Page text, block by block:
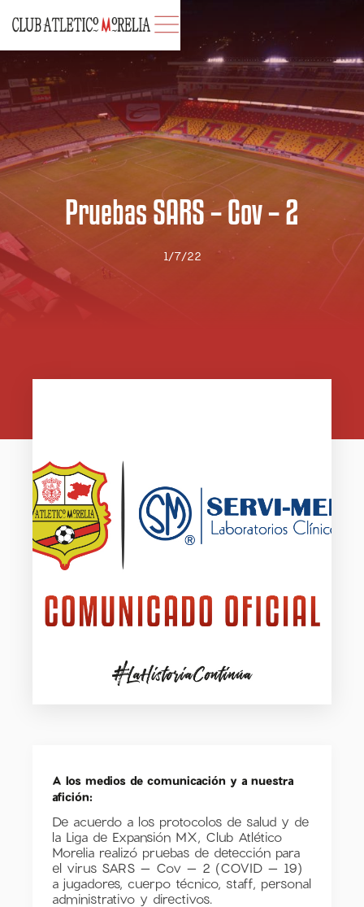
Pruebas SARS – Cov – 2
1/7/22
A los medios de comunicación y a nuestra
afición:
De acuerdo a los protocolos de salud y de
la Liga de Expansión MX, Club Atlético
Morelia realizó pruebas de detección para
el virus SARS – Cov – 2 (COVID – 19)
a jugadores, cuerpo técnico, staff, personal
administrativo y directivos.